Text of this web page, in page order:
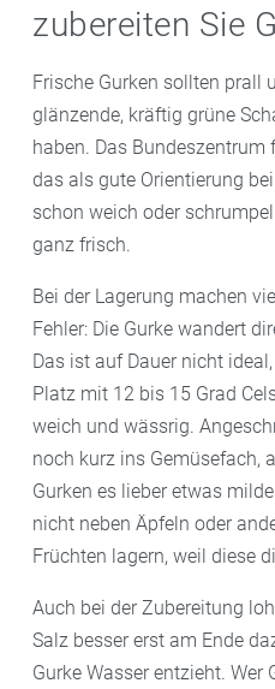
zubereiten Sie
Frische Gurken sollten prall
glänzende, kräftig grüne
haben. Das Bundeszentrum
das als gute Orientierung
schon weich oder
ganz frisch.
Bei der Lagerung machen
Fehler: Die Gurke wandert
Das ist auf Dauer nicht
Platz mit 12 bis 15 Grad
weich und wässrig.
noch kurz ins Gemüsefach,
Gurken es lieber etwas
nicht neben Äpfeln oder
Früchten lagern, weil diese
Auch bei der Zubereitung
Salz besser erst am Ende
Gurke Wasser entzieht.